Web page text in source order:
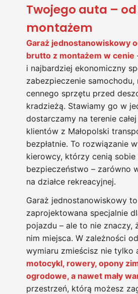
Twojego auta – od
montażem
Garaż jednostanowiskowy
brutto z montażem w cenie
i najbardziej ekonomiczny
zabezpieczenie
cennego sprzętu przed
kradzieżą. Stawiamy go w
dostarczamy na terenie
klientów z Małopolski
bezpłatnie. To rozwiązanie
kierowcy, którzy cenią
bezpieczeństwo – zarówno
na działce rekreacyjnej.
Garaż jednostanowiskowy
zaprojektowana specjalnie
pojazdu – ale to nie znaczy,
nim miejsca. W zależności
wymiaru zmieścisz nie tylko
motocykl, rowery, opony
ogrodowe, a nawet mały
przestrzeń, którą możesz